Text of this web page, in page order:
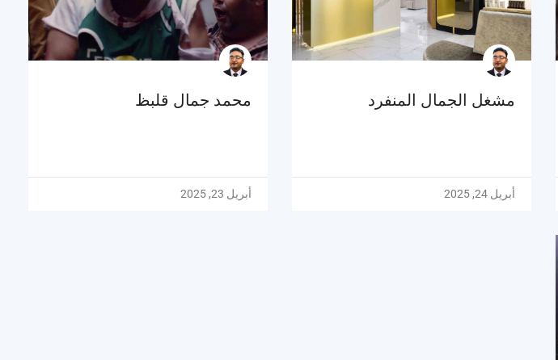
مشغل الجمال المنفرد
أبريل 24, 2025
محمد جمال قلبظ
أبريل 23, 2025